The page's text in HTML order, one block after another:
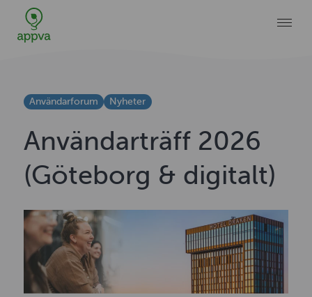
Användarforum Nyheter
Användarträff 2026
(Göteborg & digitalt)